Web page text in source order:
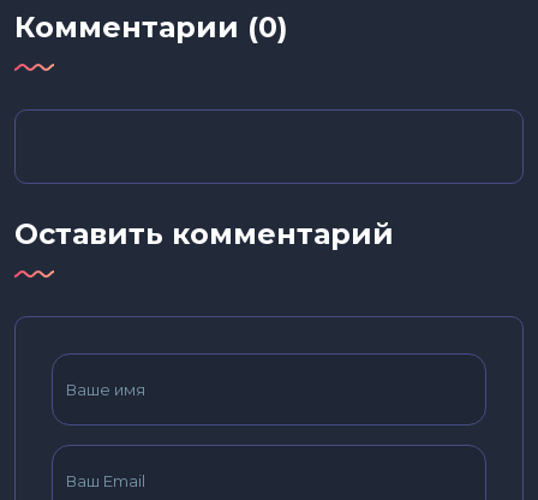
Комментарии (0)
Оставить комментарий